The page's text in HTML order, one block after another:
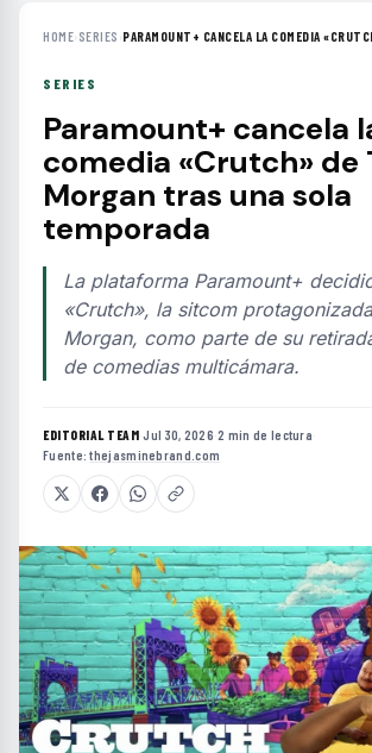
HOME› SERIES ›PARAMOUNT+ CANCELA LA COMEDIA
SERIES
Paramount+ cancela
comedia «Crutch» de
Morgan tras una sola
temporada
La plataforma Paramount+
«Crutch», la sitcom
Morgan, como parte de su
de comedias multicámara.
EDITORIAL TEAM·Jul 30, 2026·2 min de lectura·
Fuente:thejasminebrand.com